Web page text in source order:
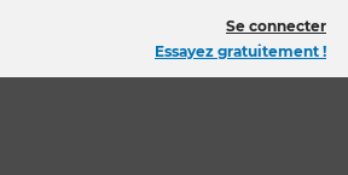
Se connecter
Essayez gratuitement !